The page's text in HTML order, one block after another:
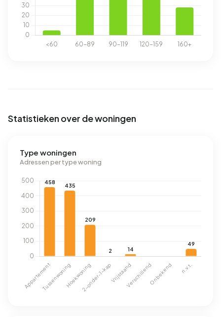
Statistieken over de woningen
Type woningen
Adressen per type woning